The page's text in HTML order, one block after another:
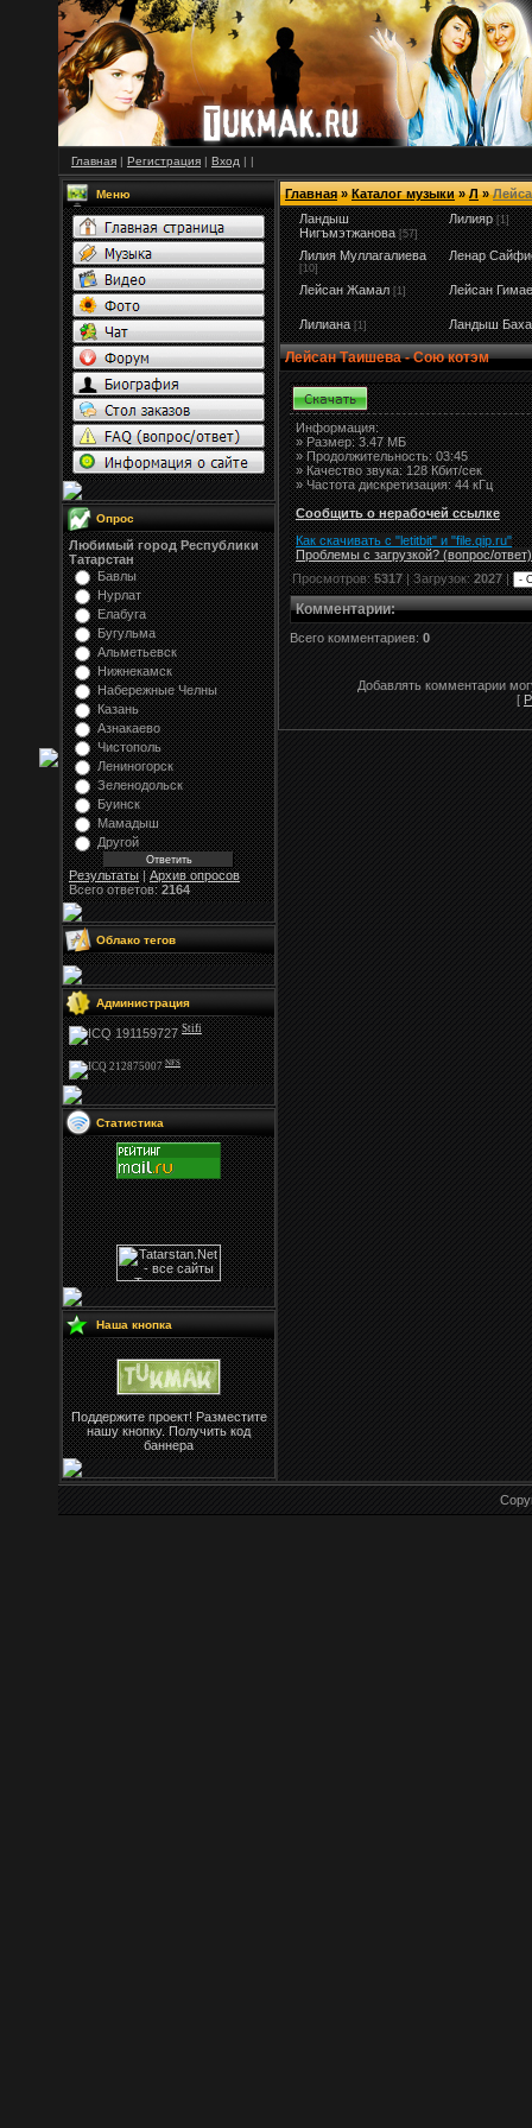
Главная | Регистрация | Вход | |
Меню
Опрос
Любимый город Республики
Татарстан
Бавлы
Нурлат
Елабуга
Бугульма
Альметьевск
Нижнекамск
Набережные Челны
Казань
Азнакаево
Чистополь
Лениногорск
Зеленодольск
Буинск
Мамадыш
Другой
Результаты|Архив опросов
Всего ответов:2164
Облако тегов
Администрация
Stifi
NFS
Статистика
Наша кнопка
Поддержите проект! Разместите
нашу кнопку. Получить код
баннера
Главная»Каталог музыки»Л»
Ландыш
Нигъмэтжанова [57]
Лилияр [1]
Лилия Муллагалиева
[10]
Ленар
Лейсан Жамал [1] Лейсан
Лилиана [1] Ландыш
Лейсан Таишева - Сою котэм
Информация:
»Размер:3.47 МБ
» Продолжительность: 03:45
» Качество звука: 128 Кбит/сек
» Частота дискретизация: 44 кГц
Сообщить о нерабочей ссылке
Как скачивать с "letitbit" и "file.qip.ru"
Проблемы с загрузкой? (вопрос/ответ)
Просмотров:5317| Загрузок:2027|
Комментарии:
Всего комментариев: 0
Добавлять комментарии
[